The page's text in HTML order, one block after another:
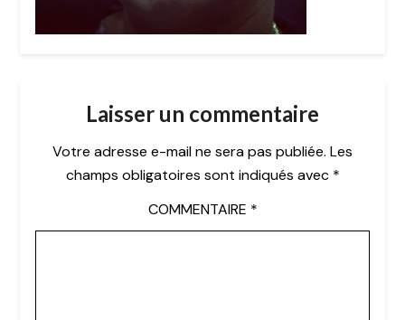
Laisser un commentaire
Votre adresse e-mail ne sera pas publiée. Les
champs obligatoires sont indiqués avec *
COMMENTAIRE *